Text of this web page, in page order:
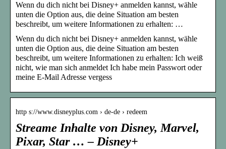
Wenn du dich nicht bei Disney+ anmelden kannst, wähle
unten die Option aus, die deine Situation am besten
beschreibt, um weitere Informationen zu erhalten: …
Wenn du dich nicht bei Disney+ anmelden kannst, wähle
unten die Option aus, die deine Situation am besten
beschreibt, um weitere Informationen zu erhalten: Ich weiß
nicht, wie man sich anmeldet Ich habe mein Passwort oder
meine E-Mail Adresse vergess
http s://www.disneyplus.com › de-de › redeem
Streame Inhalte von Disney, Marvel,
Pixar, Star … – Disney+